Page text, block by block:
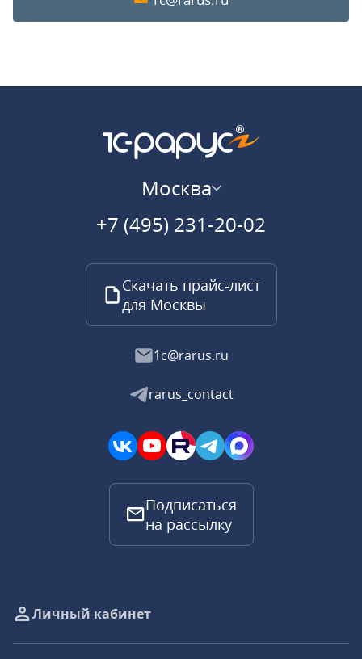
Москва
+7 (495) 231-20-02
Скачать прайс-лист
для Москвы
1c@rarus.ru
rarus_contact
Подписаться
на рассылку
Личный кабинет